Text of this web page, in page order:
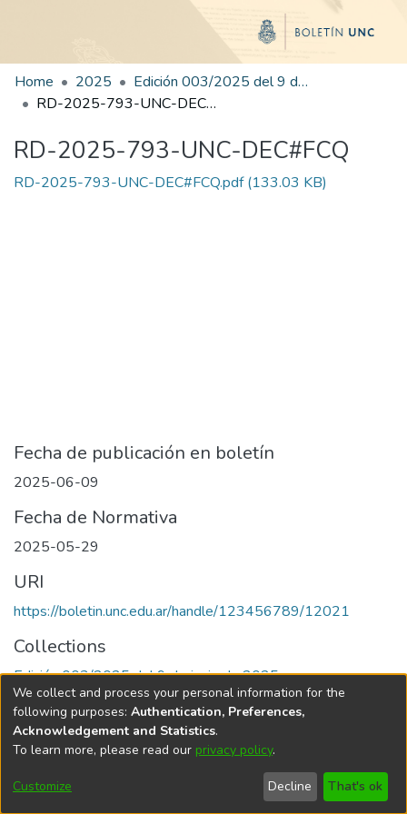
Home 2025
Edición 003/2025 del 9 de junio de 2025
RD-2025-793-UNC-DEC#FCQ
RD-2025-793-UNC-DEC#FCQ
RD-2025-793-UNC-DEC#FCQ.pdf(133.03 KB)
Fecha de publicación en boletín
2025-06-09
Fecha de Normativa
2025-05-29
URI
https://boletin.unc.edu.ar/handle/123456789/12021
Collections
Edición 003/2025 del 9 de junio de 2025
Universidad Nacional de Córdoba
We collect and process your personal information for the
following purposes: Authentication, Preferences,
Acknowledgement and Statistics.
To learn more, please read our privacy policy.
Customize Decline That's ok